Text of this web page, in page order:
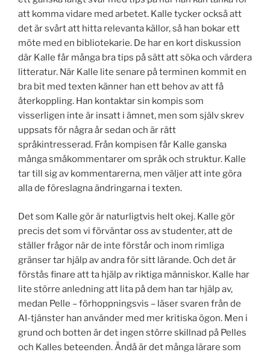
att komma vidare med arbetet. Kalle tycker också att
det är svårt att hitta relevanta källor, så han bokar ett
möte med en bibliotekarie. De har en kort diskussion
där Kalle får många bra tips på sätt att söka och värdera
litteratur. När Kalle lite senare på terminen kommit en
bra bit med texten känner han ett behov av att få
återkoppling. Han kontaktar sin kompis som
visserligen inte är insatt i ämnet, men som själv skrev
uppsats för några år sedan och är rätt
språkintresserad. Från kompisen får Kalle ganska
många småkommentarer om språk och struktur. Kalle
tar till sig av kommentarerna, men väljer att inte göra
alla de föreslagna ändringarna i texten.
Det som Kalle gör är naturligtvis helt okej. Kalle gör
precis det som vi förväntar oss av studenter, att de
ställer frågor när de inte förstår och inom rimliga
gränser tar hjälp av andra för sitt lärande. Och det är
förstås finare att ta hjälp av riktiga människor. Kalle har
lite större anledning att lita på dem han tar hjälp av,
medan Pelle – förhoppningsvis – läser svaren från de
AI-tjänster han använder med mer kritiska ögon. Men i
grund och botten är det ingen större skillnad på Pelles
och Kalles beteenden. Ändå är det många lärare som